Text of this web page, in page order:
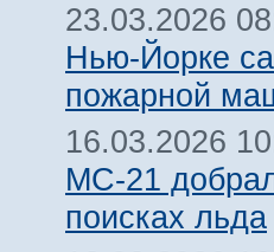
23.03.2026
Нью-Йорке
пожарной
16.03.2026
МС-21
поисках льда